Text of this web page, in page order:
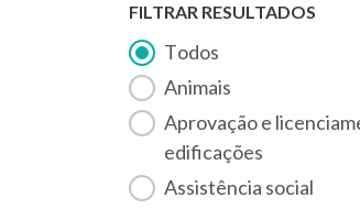
FILTRAR RESULTADOS
Todos
Animais
Aprovação e licenciamento de
edificações
Assistência social